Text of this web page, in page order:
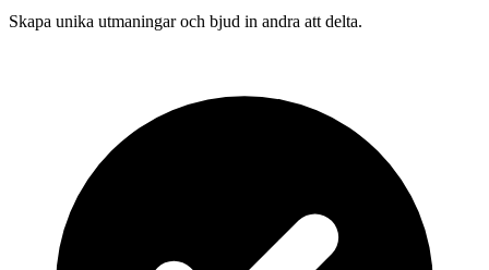
Skapa unika utmaningar och bjud in andra att delta.